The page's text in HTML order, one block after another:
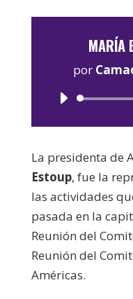
MARÍA
por
La presidenta de
Estoup, fue la
las actividades
pasada en la
Reunión del
Reunión del
Américas.